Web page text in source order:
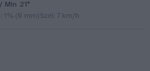
Min 21°
1% (0 mm)Szél: 7 km/h